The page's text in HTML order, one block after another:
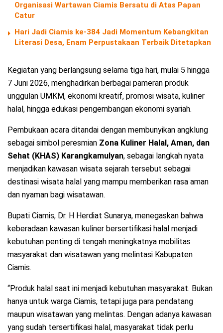
Organisasi Wartawan Ciamis Bersatu di Atas Papan
Catur
Hari Jadi Ciamis ke-384 Jadi Momentum Kebangkitan
Literasi Desa, Enam Perpustakaan Terbaik Ditetapkan
Kegiatan yang berlangsung selama tiga hari, mulai 5 hingga
7 Juni 2026, menghadirkan berbagai pameran produk
unggulan UMKM, ekonomi kreatif, promosi wisata, kuliner
halal, hingga edukasi pengembangan ekonomi syariah.
Pembukaan acara ditandai dengan membunyikan angklung
sebagai simbol peresmian Zona Kuliner Halal, Aman, dan
Sehat (KHAS) Karangkamulyan, sebagai langkah nyata
menjadikan kawasan wisata sejarah tersebut sebagai
destinasi wisata halal yang mampu memberikan rasa aman
dan nyaman bagi wisatawan.
Bupati Ciamis, Dr. H Herdiat Sunarya, menegaskan bahwa
keberadaan kawasan kuliner bersertifikasi halal menjadi
kebutuhan penting di tengah meningkatnya mobilitas
masyarakat dan wisatawan yang melintasi Kabupaten
Ciamis.
“Produk halal saat ini menjadi kebutuhan masyarakat. Bukan
hanya untuk warga Ciamis, tetapi juga para pendatang
maupun wisatawan yang melintas. Dengan adanya kawasan
yang sudah tersertifikasi halal, masyarakat tidak perlu